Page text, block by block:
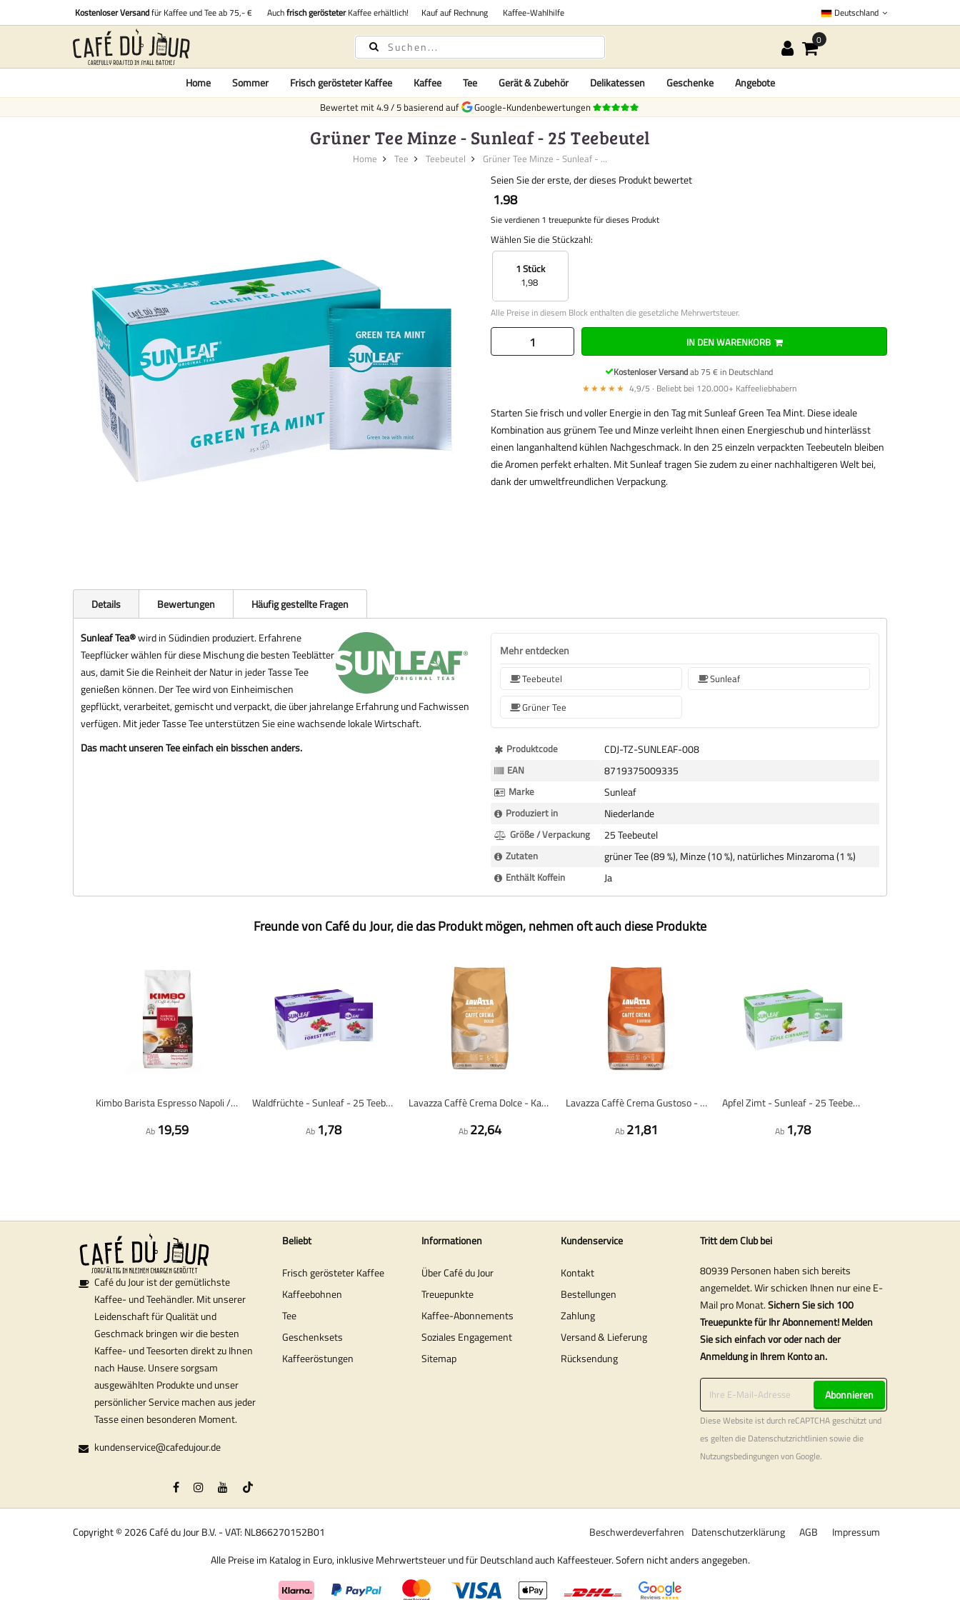
Kostenloser Versandfür Kaffee und Tee ab 75,- € Auchfrisch gerösteterKaffee erhältlich! Kauf auf Rechnung Kaffee-Wahlhilfe Deutschland
Home Sommer Frisch gerösteter Kaffee Kaffee Tee Gerät & Zubehör Delikatessen Geschenke Angebote
Bewertet mit4.9/5 basierend auf Google-Kundenbewertungen
Grüner Tee Minze - Sunleaf - 25 Teebeutel
Home Tee Teebeutel Grüner Tee Minze - Sunleaf - ...
Seien Sie der erste, der dieses Produkt bewertet
1.98
Sie verdienen 1 treuepunkte für dieses Produkt
Wählen Sie die Stückzahl:
1 Stück
1,98
Alle Preise in diesem Block enthalten die gesetzliche Mehrwertsteuer.
IN DEN WARENKORB
Kostenloser Versandab 75 € in Deutschland
★★★★★ 4,9/5 · Beliebt bei 120.000+ Kaffeeliebhabern
Starten Sie frisch und voller Energie in den Tag mit Sunleaf Green Tea Mint. Diese ideale
Kombination aus grünem Tee und Minze verleiht Ihnen einen Energieschub und hinterlässt
einen langanhaltend kühlen Nachgeschmack. In den 25 einzeln verpackten Teebeuteln bleiben
die Aromen perfekt erhalten. Mit Sunleaf tragen Sie zudem zu einer nachhaltigeren Welt bei,
dank der umweltfreundlichen Verpackung.
Details Bewertungen Häufig gestellte Fragen
Sunleaf Tea®wird in Südindien produziert. Erfahrene
Teepflücker wählen für diese Mischung die besten Teeblätter
aus, damit Sie die Reinheit der Natur in jeder Tasse Tee
genießen können. Der Tee wird von Einheimischen
gepflückt, verarbeitet, gemischt und verpackt, die über jahrelange Erfahrung und Fachwissen
verfügen. Mit jeder Tasse Tee unterstützen Sie eine wachsende lokale Wirtschaft.
Das macht unseren Tee einfach ein bisschen anders.
Mehr entdecken
Teebeutel
Sunleaf
Grüner Tee
Mehr
Informationen
Produktcode CDJ-TZ-SUNLEAF-008
EAN 8719375009335
Marke Sunleaf
Produziert in Niederlande
Größe / Verpackung 25 Teebeutel
Zutaten grüner Tee (89 %), Minze (10 %), natürliches Minzaroma (1 %)
Enthält Koffein Ja
Freunde von Café du Jour, die das Produkt mögen, nehmen oft auch diese Produkte
Kimbo Barista Espresso Napoli / Napoletano - Kaffeebohnen - 1 Kilo
Ab 19,59
Waldfrüchte - Sunleaf - 25 Teebeutel
Ab 1,78
Lavazza Caffè Crema Dolce - Kaffeebohnen - 1 kg
Ab 22,64
Lavazza Caffè Crema Gustoso - Kaffeebohnen - 1 kg
Ab 21,81
Apfel Zimt - Sunleaf - 25 Teebeutel
Ab 1,78
Café du Jour ist der gemütlichste
Kaffee- und Teehändler. Mit unserer
Leidenschaft für Qualität und
Geschmack bringen wir die besten
Kaffee- und Teesorten direkt zu Ihnen
nach Hause. Unsere sorgsam
ausgewählten Produkte und unser
persönlicher Service machen aus jeder
Tasse einen besonderen Moment.
kundenservice@cafedujour.de
Beliebt
Frisch gerösteter Kaffee
Kaffeebohnen
Tee
Geschenksets
Kaffeeröstungen
Informationen
Über Café du Jour
Treuepunkte
Kaffee-Abonnements
Soziales Engagement
Sitemap
Kundenservice
Kontakt
Bestellungen
Zahlung
Versand & Lieferung
Rücksendung
Tritt dem Club bei
80939 Personen haben sich bereits
angemeldet. Wir schicken Ihnen nur eine E-
Mail pro Monat.Sichern Sie sich 100
Treuepunkte für Ihr Abonnement! Melden
Sie sich einfach vor oder nach der
Anmeldung in Ihrem Konto an.
Abonnieren
Diese Website ist durch reCAPTCHA geschützt und
es gelten die Datenschutzrichtliniensowie die
Nutzungsbedingungenvon Google.
Copyright © 2026 Café du Jour B.V. - VAT: NL866270152B01 Impressum
AGB
Datenschutzerklärung
Beschwerdeverfahren
Alle Preise im Katalog in Euro, inklusive Mehrwertsteuer und für Deutschland auch Kaffeesteuer. Sofern nicht anders angegeben.